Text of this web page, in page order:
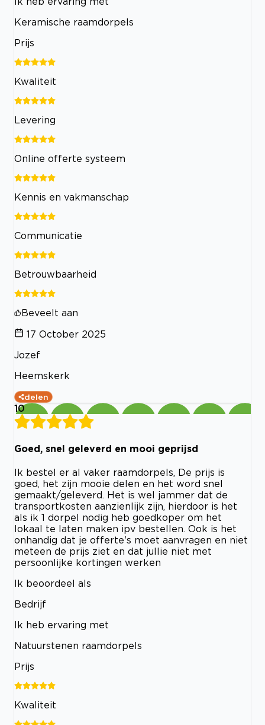
Keramische raamdorpels
Prijs
Kwaliteit
Levering
Online offerte systeem
Kennis en vakmanschap
Communicatie
Betrouwbaarheid
Beveelt aan
17 October 2025
Jozef
Heemskerk
delen
10
Goed, snel geleverd en mooi geprijsd
Ik bestel er al vaker raamdorpels, De prijs is
goed, het zijn mooie delen en het word snel
gemaakt/geleverd. Het is wel jammer dat de
transportkosten aanzienlijk zijn, hierdoor is het
als ik 1 dorpel nodig heb goedkoper om het
lokaal te laten maken ipv bestellen. Ook is het
onhandig dat je offerte's moet aanvragen en niet
meteen de prijs ziet en dat jullie niet met
persoonlijke kortingen werken
Ik beoordeel als
Bedrijf
Ik heb ervaring met
Natuurstenen raamdorpels
Prijs
Kwaliteit